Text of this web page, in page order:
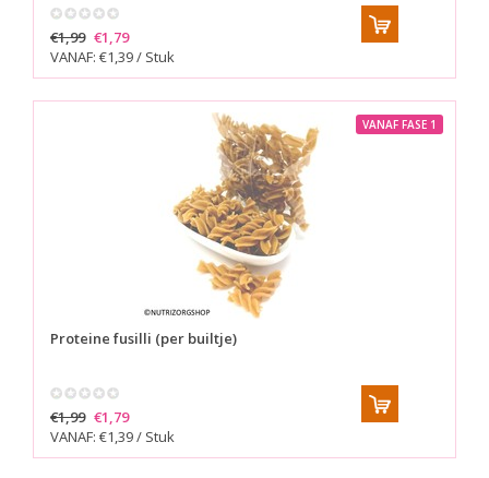
€1,99 €1,79
VANAF: €1,39 / Stuk
VANAF FASE 1
Proteine fusilli (per builtje)
€1,99 €1,79
VANAF: €1,39 / Stuk